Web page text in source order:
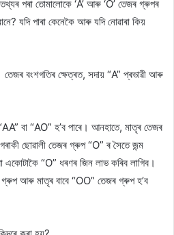
পৰা তোমালোকে ‘A’ আৰু ‘O’ তেজৰ গ্ৰুপৰ
যদি পাৰা কেনেকৈ আৰু যদি নোৱাৰা কিয়
তেজৰ বংশগতিৰ ক্ষেত্ৰত, সদায় “A” প্ৰভাৱী আৰু
বা “AO” হ’ব পাৰে। আনহাতে, মাতৃৰ তেজৰ
ছোৱালী তেজৰ গ্ৰুপ “O” ৰ সৈতে জন্ম
“O” ধৰণৰ জিন লাভ কৰিব লাগিব।
গ্ৰুপ আৰু মাতৃৰ বাবে “OO” তেজৰ গ্ৰুপ হ’ব